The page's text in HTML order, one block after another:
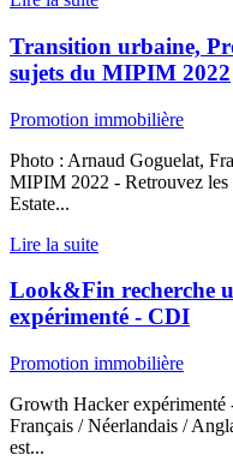
Transition urbaine,
sujets du MIPIM 2022
Promotion immobilière
Photo : Arnaud Goguelat,
MIPIM 2022 - Retrouvez les
Estate...
Lire la suite
Look&Fin recherche
expérimenté - CDI
Promotion immobilière
Growth Hacker
Français / Néerlandais /
est...